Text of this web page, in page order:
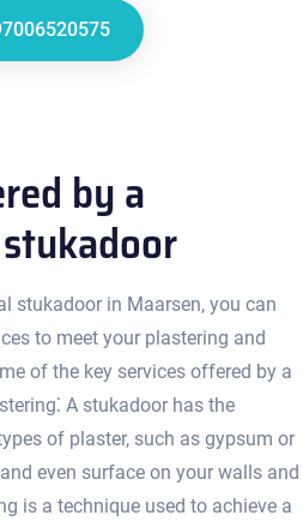
by a
stukadoor in Maarsen, you can
to meet your plastering and
of the key services offered by a
A stukadoor has the
of plaster, such as gypsum or
even surface on your walls and
is a technique used to achieve a